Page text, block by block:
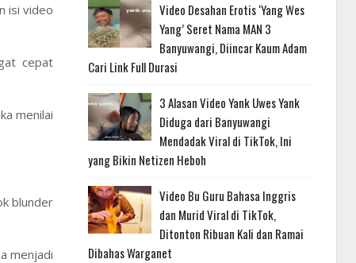
isi video
cepat
menilai
blunder
menjadi
Video Desahan Erotis ‘Yang Wes
Yang’ Seret Nama MAN 3
Banyuwangi, Diincar Kaum Adam
Cari Link Full Durasi
3 Alasan Video Yank Uwes Yank
Diduga dari Banyuwangi
Mendadak Viral di TikTok, Ini
yang Bikin Netizen Heboh
Video Bu Guru Bahasa Inggris
dan Murid Viral di TikTok,
Ditonton Ribuan Kali dan Ramai
Dibahas Warganet